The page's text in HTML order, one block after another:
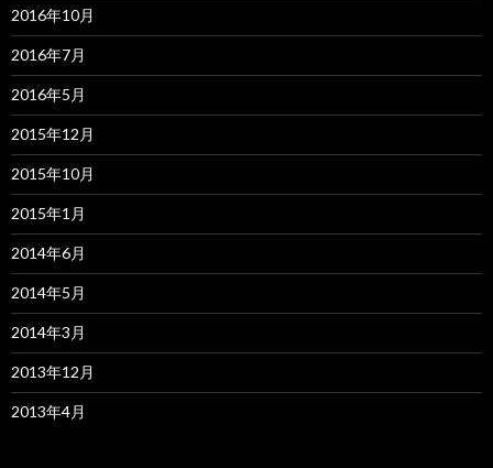
2016年10月
2016年7月
2016年5月
2015年12月
2015年10月
2015年1月
2014年6月
2014年5月
2014年3月
2013年12月
2013年4月